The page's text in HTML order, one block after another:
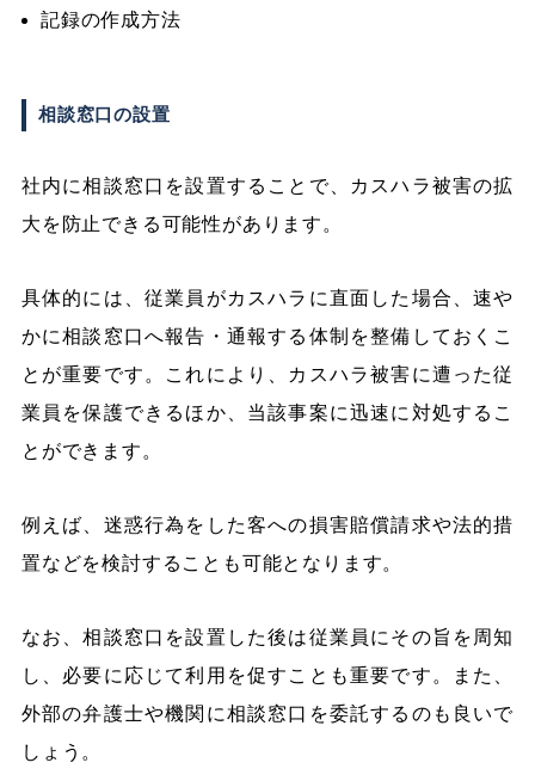
記録の作成方法
相談窓口の設置
社内に相談窓口を設置することで、カスハラ被害の拡
大を防止できる可能性があります。
具体的には、従業員がカスハラに直面した場合、速や
かに相談窓口へ報告・通報する体制を整備しておくこ
とが重要です。これにより、カスハラ被害に遭った従
業員を保護できるほか、当該事案に迅速に対処するこ
とができます。
例えば、迷惑行為をした客への損害賠償請求や法的措
置などを検討することも可能となります。
なお、相談窓口を設置した後は従業員にその旨を周知
し、必要に応じて利用を促すことも重要です。また、
外部の弁護士や機関に相談窓口を委託するのも良いで
しょう。